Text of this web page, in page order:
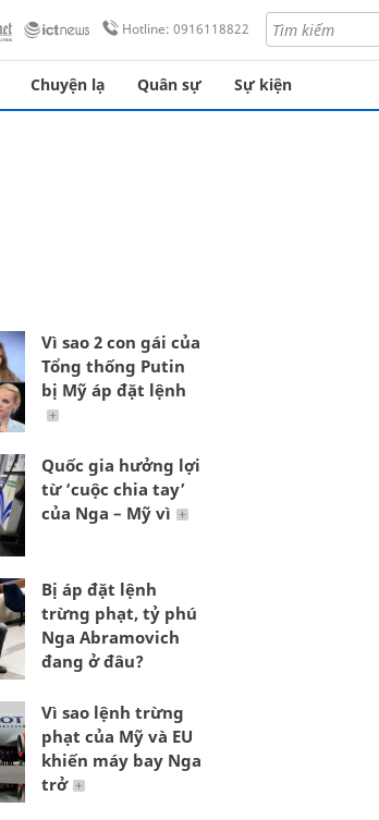
Hotline: 0916118822
Chuyện lạ Quân sự Sự kiện
Vì sao 2 con gái của
Tổng thống Putin
bị Mỹ áp đặt lệnh
Quốc gia hưởng lợi
từ ‘cuộc chia tay’
của Nga – Mỹ vì
Bị áp đặt lệnh
trừng phạt, tỷ phú
Nga Abramovich
đang ở đâu?
Vì sao lệnh trừng
phạt của Mỹ và EU
khiến máy bay Nga
trở